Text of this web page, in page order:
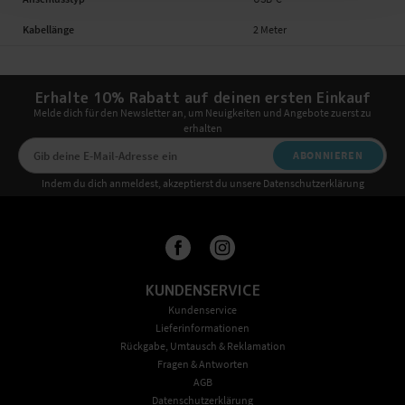
Kabellänge 2 Meter
Erhalte 10% Rabatt auf deinen ersten Einkauf
Melde dich für den Newsletter an, um Neuigkeiten und Angebote zuerst zu
erhalten
ABONNIEREN
Indem du dich anmeldest, akzeptierst du unsere Datenschutzerklärung
KUNDENSERVICE
Kundenservice
Lieferinformationen
Rückgabe, Umtausch & Reklamation
Fragen & Antworten
AGB
Datenschutzerklärung